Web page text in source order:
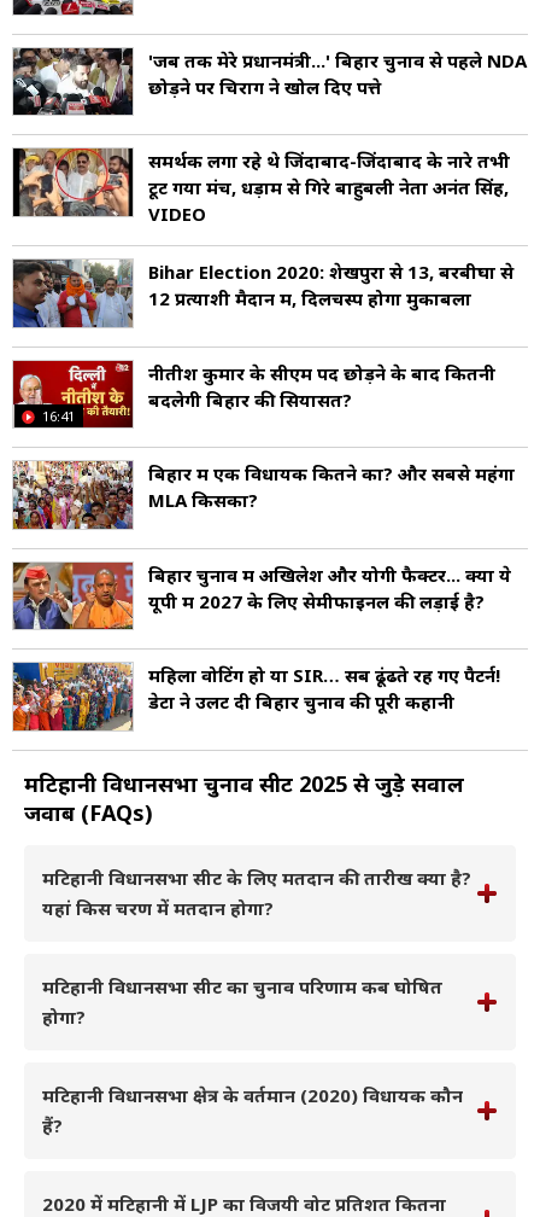
'जब तक मेरे प्रधानमंत्री...' बिहार चुनाव से पहले NDA
छोड़ने पर चिराग ने खोल दिए पत्ते
समर्थक लगा रहे थे जिंदाबाद-जिंदाबाद के नारे तभी
टूट गया मंच, धड़ाम से गिरे बाहुबली नेता अनंत सिंह,
VIDEO
Bihar Election 2020: शेखपुरा से 13, बरबीघा से
12 प्रत्याशी मैदान में, दिलचस्प होगा मुकाबला
16:41
नीतीश कुमार के सीएम पद छोड़ने के बाद क‍ितनी
बदलेगी ब‍िहार की स‍ियासत?
बिहार में एक विधायक कितने का? और सबसे महंगा
MLA किसका?
बिहार चुनाव में अखिलेश और योगी फैक्टर... क्या ये
यूपी में 2027 के लिए सेमीफाइनल की लड़ाई है?
महिला वोटिंग हो या SIR… सब ढूंढते रह गए पैटर्न!
डेटा ने उलट दी बिहार चुनाव की पूरी कहानी
मटिहानी विधानसभा चुनाव सीट 2025 से जुड़े सवाल
जवाब (FAQs)
मटिहानी विधानसभा सीट के लिए मतदान की तारीख क्या है?
यहां किस चरण में मतदान होगा?
मटिहानी विधानसभा सीट का चुनाव परिणाम कब घोषित
होगा?
मटिहानी विधानसभा क्षेत्र के वर्तमान (2020) विधायक कौन
हैं?
2020 में मटिहानी में LJP का विजयी वोट प्रतिशत कितना